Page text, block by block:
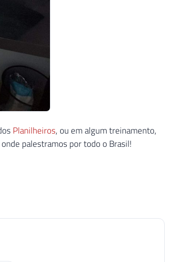
Planilheiros, ou em algum treinamento,
palestramos por todo o Brasil!